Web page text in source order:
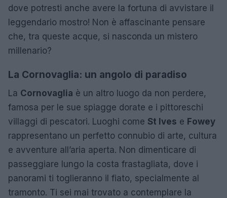
dove potresti anche avere la fortuna di avvistare il
leggendario mostro! Non è affascinante pensare
che, tra queste acque, si nasconda un mistero
millenario?
La Cornovaglia: un angolo di paradiso
La Cornovaglia è un altro luogo da non perdere,
famosa per le sue spiagge dorate e i pittoreschi
villaggi di pescatori. Luoghi come St Ives e Fowey
rappresentano un perfetto connubio di arte, cultura
e avventure all’aria aperta. Non dimenticare di
passeggiare lungo la costa frastagliata, dove i
panorami ti toglieranno il fiato, specialmente al
tramonto. Ti sei mai trovato a contemplare la